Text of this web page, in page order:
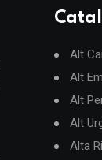
Alt
Alt
Alt
Alt
Alta